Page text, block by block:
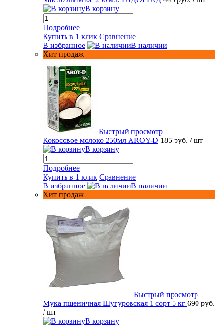
В корзину
Подробнее
Купить в 1 клик Сравнение
В избранное
В наличии
Хит продаж
Быстрый просмотр
Кокосовое молоко 250мл AROY-D 185 руб. / шт
В корзину
Подробнее
Купить в 1 клик Сравнение
В избранное
В наличии
Хит продаж
Быстрый просмотр
Мука пшеничная Шугуровская 1 сорт 5 кг 690 руб.
/ шт
В корзину